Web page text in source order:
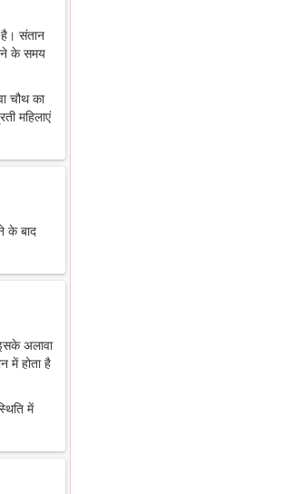
है। संतान
के समय
चौथ का
महिलाएं
के बाद
अलावा
में होता है
में